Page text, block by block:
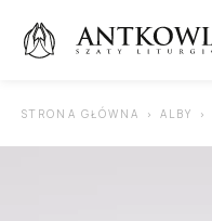
SUBMENU (KAPY )
STRONA GŁÓWNA ALBY